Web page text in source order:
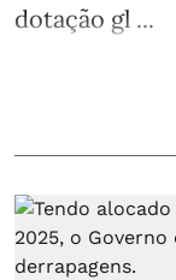
dotação gl ...